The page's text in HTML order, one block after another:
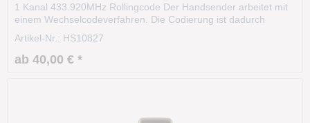
1 Kanal 433.920MHz Rollingcode Der Handsender arbeitet mit
einem Wechselcodeverfahren. Die Codierung ist dadurch
bestimmten Regel (Algorithmus). Die Sendereichweite beträgt
ca. 35m und kann sogar aus dem KFZ heraus...
Artikel-Nr.: HS10827
ab 40,00 € *